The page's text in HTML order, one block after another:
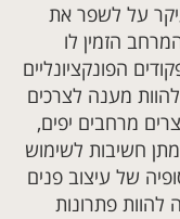
על לשפר את
הזמין לו
הפונקציונליים
מענה לצרכים
מרחבים יפים,
חשיבות לשימוש
של עיצוב פנים
להוות פתרונות